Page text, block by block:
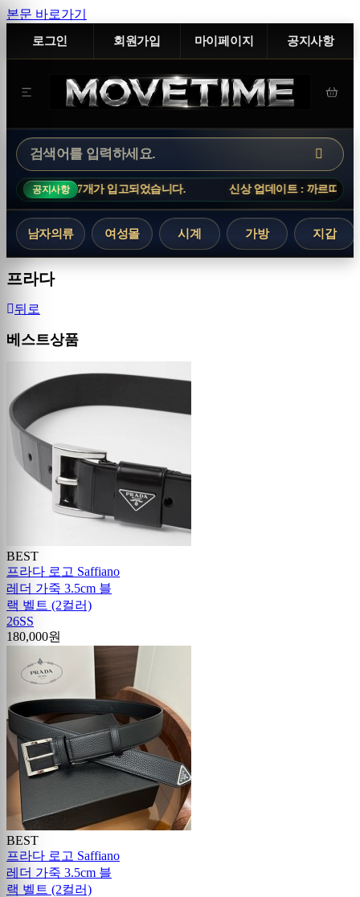
본문 바로가기
로그인 회원가입 마이페이지 공지사항
공지사항
총 27개가 입고되었습니다. 신상 업데이트 : 까르띠에 시계 총 27
남자의류 여성몰 시계 가방 지갑
프라다
뒤로
베스트상품
BEST
프라다 로고 Saffiano
레더 가죽 3.5cm 블
랙 벨트 (2컬러)
26SS
180,000원
BEST
프라다 로고 Saffiano
레더 가죽 3.5cm 블
랙 벨트 (2컬러)